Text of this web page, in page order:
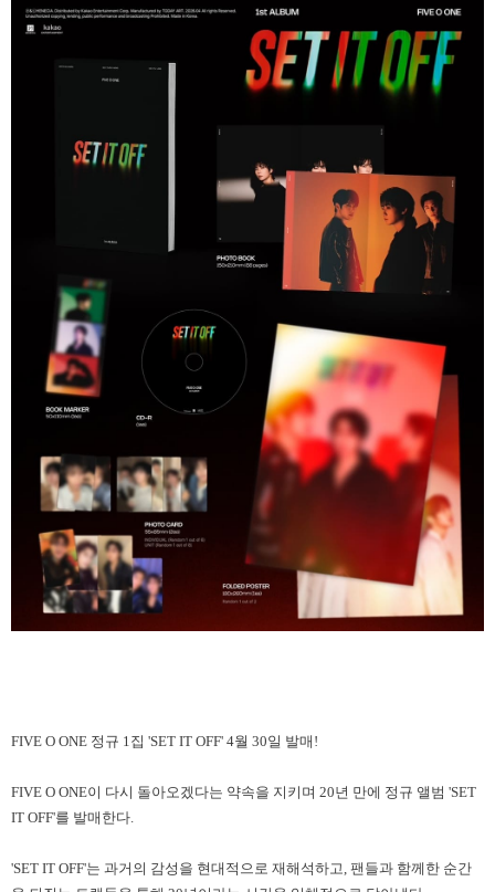
FIVE O ONE 정규 1집 'SET IT OFF' 4월 30일 발매 !
FIVE O ONE이 다시 돌아오겠다는 약속을 지키며 20년 만에 정규 앨범 'SET
IT OFF'를 발매한다.
'SET IT OFF'는 과거의 감성을 현대적으로 재해석하고, 팬들과 함께한 순간